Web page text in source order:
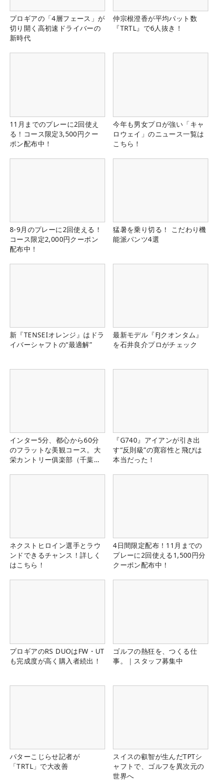
プロギアの「4層フェース」が
切り開く高初速ドライバーの
新時代
仲宗根澄香が平均パット数
『TRTL』で6人抜き！
11月までのプレーに2回使え
る！コース限定3,500円クー
ポン配布中！
今年も男女プロが強い「キャ
ロウェイ」のニュース一覧は
こちら！
8-9月のプレーに2回使える！
コース限定2,000円クーポン
配布中！
猛暑を乗り切る！ こだわり機
能派パンツ4選
新『TENSEIオレンジ』はドラ
イバーシャフトの“最適解”
最新モデル『FJクオンタム』
を石井良介プロがチェック
インター5分、都心から60分
のフラットな美観コース。大
栄カントリー俱楽部（千葉
『G740』アイアンが引き出
す“反則級”の寛容性と飛びは
本当だった！
ネクストヒロイン選手とラウ
ンドできるチャンス！詳しく
はこちら！
4日間限定配布！11月までの
プレーに2回使える1,500円分
クーポン配布中！
プロギアのRS DUOはFW・UT
も完成度が高く購入者続出！
ゴルフの熱狂を、つくる仕
事。｜スタッフ募集中
パターこじらせ記者が
「TRTL」で大改善
スイスの叡智が生んだTPTシ
ャフトで、ゴルフを異次元の
世界へ